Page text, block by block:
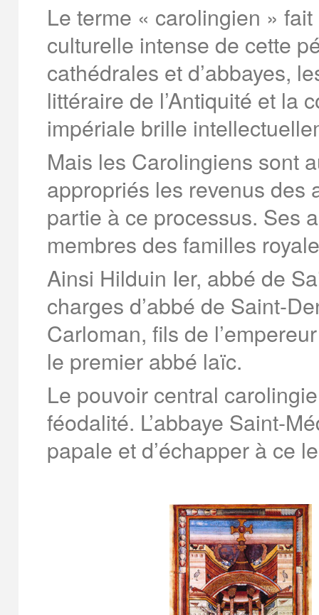
Le terme « carolingien »
culturelle intense de cette
cathédrales et d’abbayes,
littéraire de l’Antiquité et la
impériale brille
Mais les Carolingiens sont
appropriés les revenus des
partie à ce processus. Ses
membres des familles
Ainsi Hilduin Ier, abbé de
charges d’abbé de Saint-
Carloman, fils de
le premier abbé laïc.
Le pouvoir central
féodalité. L’abbaye Saint-
papale et d’échapper à ce